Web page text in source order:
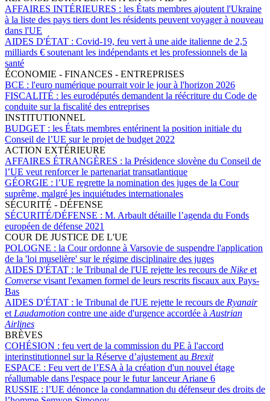
AFFAIRES INTÉRIEURES : les États membres ajoutent l'Ukraine
à la liste des pays tiers dont les résidents peuvent voyager à nouveau
dans l'UE
AIDES D'ÉTAT : Covid-19, feu vert à une aide italienne de 2,5
milliards € soutenant les indépendants et les professionnels de la
santé
ÉCONOMIE - FINANCES - ENTREPRISES
BCE : l'euro numérique pourrait voir le jour à l'horizon 2026
FISCALITÉ : les eurodéputés demandent la réécriture du Code de
conduite sur la fiscalité des entreprises
INSTITUTIONNEL
BUDGET : les États membres entérinent la position initiale du
Conseil de l’UE sur le projet de budget 2022
ACTION EXTÉRIEURE
AFFAIRES ÉTRANGÈRES : la Présidence slovène du Conseil de
l’UE veut renforcer le partenariat transatlantique
GÉORGIE : l’UE regrette la nomination des juges de la Cour
suprême, malgré les inquiétudes internationales
SÉCURITÉ - DÉFENSE
SÉCURITÉ/DÉFENSE : M. Arbault détaille l’agenda du Fonds
européen de défense 2021
COUR DE JUSTICE DE L'UE
POLOGNE : la Cour ordonne à Varsovie de suspendre l'application
de la 'loi muselière' sur le régime disciplinaire des juges
AIDES D'ÉTAT : le Tribunal de l'UE rejette les recours de Nike et
Converse visant l'examen formel de leurs rescrits fiscaux aux Pays-
Bas
AIDES D'ÉTAT : le Tribunal de l'UE rejette le recours de Ryanair
et Laudamotion contre une aide d'urgence accordée à Austrian
Airlines
BRÈVES
COHÉSION : feu vert de la commission du PE à l'accord
interinstitutionnel sur la Réserve d’ajustement au Brexit
ESPACE : Feu vert de l’ESA à la création d'un nouvel étage
réallumable dans l'espace pour le futur lanceur Ariane 6
RUSSIE : l’UE dénonce la condamnation du défenseur des droits de